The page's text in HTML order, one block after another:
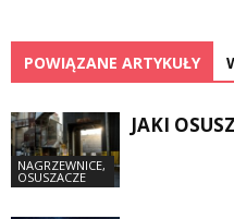
POWIĄZANE ARTYKUŁY
NAGRZEWNICE,
OSUSZACZE
JAKI